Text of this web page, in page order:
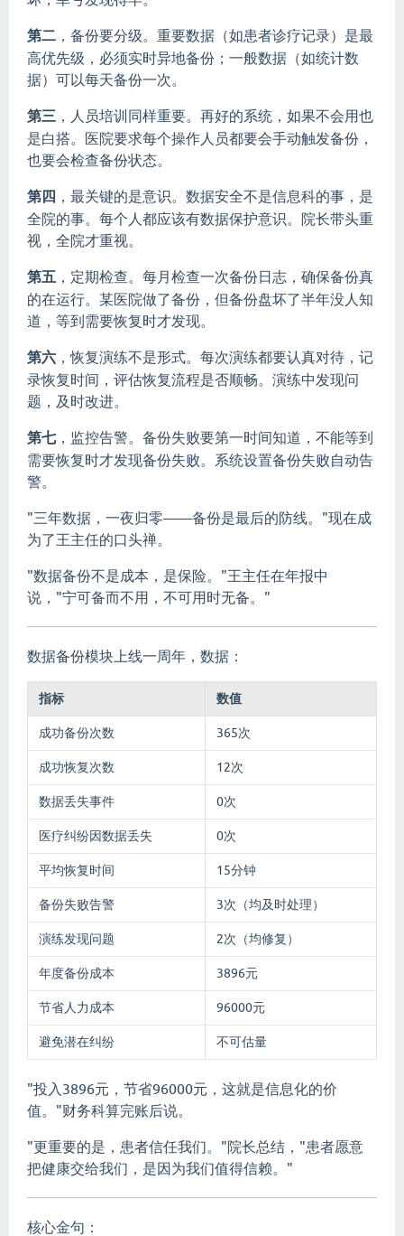
第二 ，备份要分级。重要数据（如患者诊疗记录）是最
高优先级，必须实时异地备份；一般数据（如统计数
据）可以每天备份一次。
第三 ，人员培训同样重要。再好的系统，如果不会用也
是白搭。医院要求每个操作人员都要会手动触发备份，
也要会检查备份状态。
第四 ，最关键的是意识。数据安全不是信息科的事，是
全院的事。每个人都应该有数据保护意识。院长带头重
视，全院才重视。
第五 ，定期检查。每月检查一次备份日志，确保备份真
的在运行。某医院做了备份，但备份盘坏了半年没人知
道，等到需要恢复时才发现。
第六 ，恢复演练不是形式。每次演练都要认真对待，记
录恢复时间，评估恢复流程是否顺畅。演练中发现问
题，及时改进。
第七，监控告警。备份失败要第一时间知道，不能等到
需要恢复时才发现备份失败。系统设置备份失败自动告
警。
"三年数据，一夜归零——备份是最后的防线。"现在成
为了王主任的口头禅。
"数据备份不是成本，是保险。"王主任在年报中
说，"宁可备而不用，不可用时无备。"
数据备份模块上线一周年，数据：
指标 数值
成功备份次数 365次
成功恢复次数 12次
数据丢失事件 0次
医疗纠纷因数据丢失 0次
平均恢复时间 15分钟
备份失败告警 3次（均及时处理）
演练发现问题 2次（均修复）
年度备份成本 3896元
节省人力成本 96000元
避免潜在纠纷 不可估量
"投入3896元，节省96000元，这就是信息化的价
值。"财务科算完账后说。
"更重要的是，患者信任我们。"院长总结，"患者愿意
把健康交给我们，是因为我们值得信赖。"
核心金句：